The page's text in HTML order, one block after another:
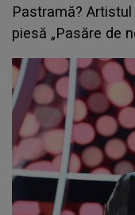
Pastramă?
piesă „Pasăre de